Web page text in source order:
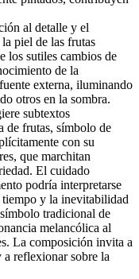
al detalle y el
piel de las frutas
los sutiles cambios de
de la
externa, iluminando
otros en la sombra.
subtextos
de frutas, símbolo de
con su
que marchitan
El cuidado
podría interpretarse
y la inevitabilidad
tradicional de
melancólica al
La composición invita a
reflexionar sobre la